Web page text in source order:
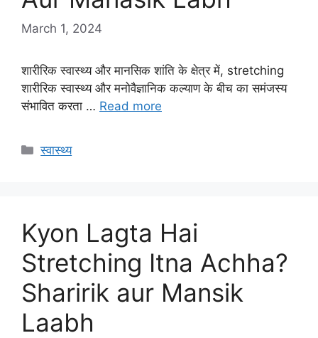
March 1, 2024
शारीरिक स्वास्थ्य और मानसिक शांति के क्षेत्र में, stretching
शारीरिक स्वास्थ्य और मनोवैज्ञानिक कल्याण के बीच का समंजस्य
संभावित करता … Read more
Categories
स्वास्थ्य
Kyon Lagta Hai
Stretching Itna Achha?
Sharirik aur Mansik
Laabh